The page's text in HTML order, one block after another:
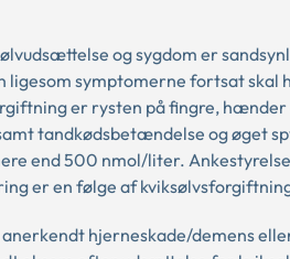
og sygdom er
symptomerne fortsat skal
er rysten på fingre,
tandkødsbetændelse og øget
end 500 nmol/liter.
er en følge af
hjerneskade/demens